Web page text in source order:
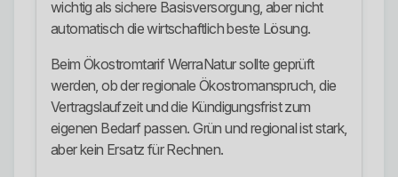
wichtig als sichere Basisversorgung, aber nicht
automatisch die wirtschaftlich beste Lösung.
Beim Ökostromtarif WerraNatur sollte geprüft
werden, ob der regionale Ökostromanspruch, die
Vertragslaufzeit und die Kündigungsfrist zum
eigenen Bedarf passen. Grün und regional ist stark,
aber kein Ersatz für Rechnen.